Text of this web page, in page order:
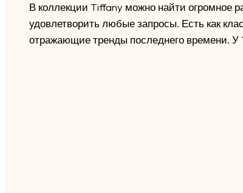
В коллекции Tiffany можно найти огромное
удовлетворить любые запросы. Есть как
отражающие тренды последнего времени. У